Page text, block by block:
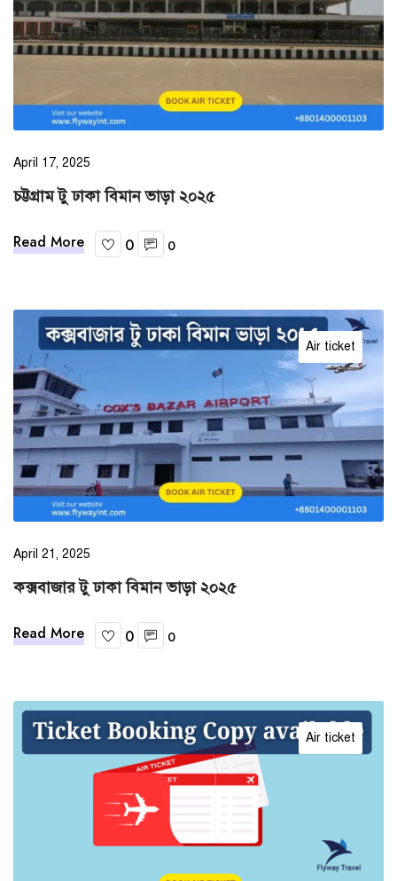
April 17, 2025
চট্টগ্রাম টু ঢাকা বিমান ভাড়া ২০২৫
Read More 0 0
Air ticket
April 21, 2025
কক্সবাজার টু ঢাকা বিমান ভাড়া ২০২৫
Read More 0 0
Air ticket